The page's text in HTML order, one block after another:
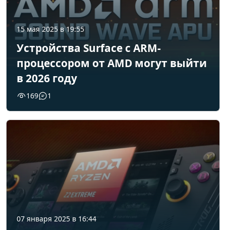
15 мая 2025 в 19:55
Устройства Surface с ARM-
процессором от AMD могут выйти
в 2026 году
169 1
07 января 2025 в 16:44